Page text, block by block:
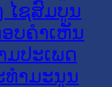
ໄຊສົມບູນ
ບຄໍາເຫັນ
ມປະເພດ
ທໍາມະນູນ